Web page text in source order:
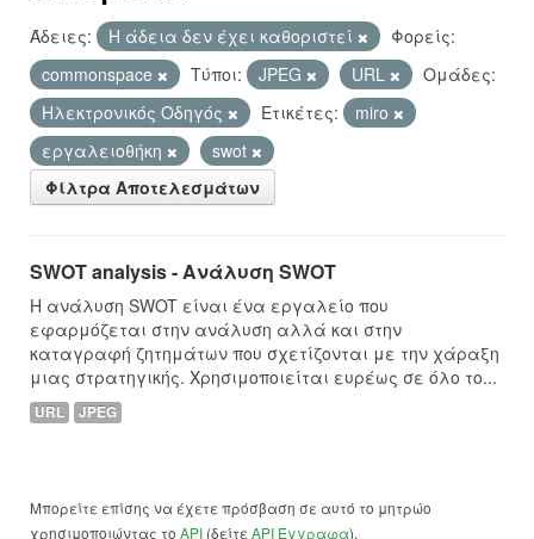
Άδειες: Η άδεια δεν έχει καθοριστεί
Φορείς:
commonspace
Τύποι: JPEG URL
Ομάδες:
Hλεκτρονικός Οδηγός
Ετικέτες:
miro
εργαλειοθήκη
swot
Φίλτρα Αποτελεσμάτων
SWOT analysis - Ανάλυση SWOT
Η ανάλυση SWOT είναι ένα εργαλείο που
εφαρμόζεται στην ανάλυση αλλά και στην
καταγραφή ζητημάτων που σχετίζονται με την χάραξη
μιας στρατηγικής. Χρησιμοποιείται ευρέως σε όλο το...
URL JPEG
Μπορείτε επίσης να έχετε πρόσβαση σε αυτό το μητρώο
χρησιμοποιώντας το API (δείτε API Έγγραφα).